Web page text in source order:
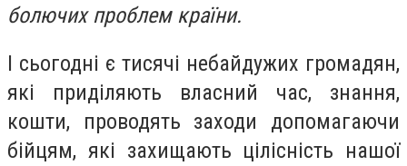
болючих проблем країни.
І сьогодні є тисячі небайдужих громадян,
які приділяють власний час, знання,
кошти, проводять заходи допомагаючи
бійцям, які захищають цілісність нашої